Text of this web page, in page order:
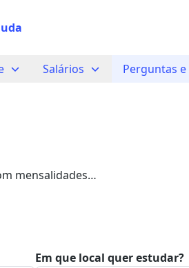
Salários Perguntas e
mensalidades
Em que local quer estudar?